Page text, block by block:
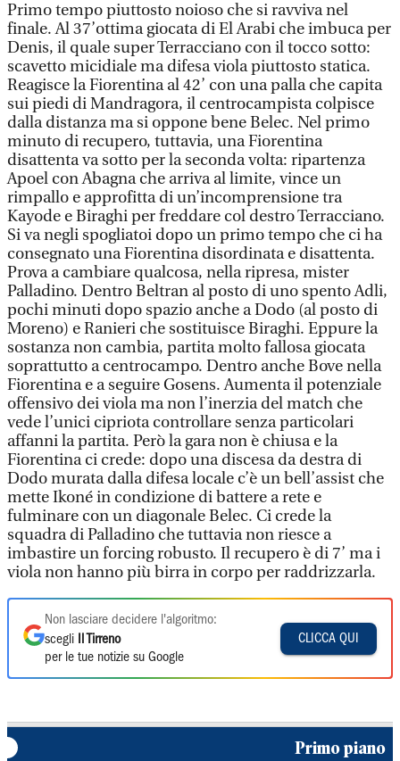
Primo tempo piuttosto noioso che si ravviva nel
finale. Al 37’ottima giocata di El Arabi che imbuca per
Denis, il quale super Terracciano con il tocco sotto:
scavetto micidiale ma difesa viola piuttosto statica.
Reagisce la Fiorentina al 42’ con una palla che capita
sui piedi di Mandragora, il centrocampista colpisce
dalla distanza ma si oppone bene Belec. Nel primo
minuto di recupero, tuttavia, una Fiorentina
disattenta va sotto per la seconda volta: ripartenza
Apoel con Abagna che arriva al limite, vince un
rimpallo e approfitta di un’incomprensione tra
Kayode e Biraghi per freddare col destro Terracciano.
Si va negli spogliatoi dopo un primo tempo che ci ha
consegnato una Fiorentina disordinata e disattenta.
Prova a cambiare qualcosa, nella ripresa, mister
Palladino. Dentro Beltran al posto di uno spento Adli,
pochi minuti dopo spazio anche a Dodo (al posto di
Moreno) e Ranieri che sostituisce Biraghi. Eppure la
sostanza non cambia, partita molto fallosa giocata
soprattutto a centrocampo. Dentro anche Bove nella
Fiorentina e a seguire Gosens. Aumenta il potenziale
offensivo dei viola ma non l’inerzia del match che
vede l’unici cipriota controllare senza particolari
affanni la partita. Però la gara non è chiusa e la
Fiorentina ci crede: dopo una discesa da destra di
Dodo murata dalla difesa locale c’è un bell’assist che
mette Ikoné in condizione di battere a rete e
fulminare con un diagonale Belec. Ci crede la
squadra di Palladino che tuttavia non riesce a
imbastire un forcing robusto. Il recupero è di 7’ ma i
viola non hanno più birra in corpo per raddrizzarla.
Non lasciare decidere l'algoritmo:
scegli
Il Tirreno
per le tue notizie su Google
CLICCA QUI
Primo piano